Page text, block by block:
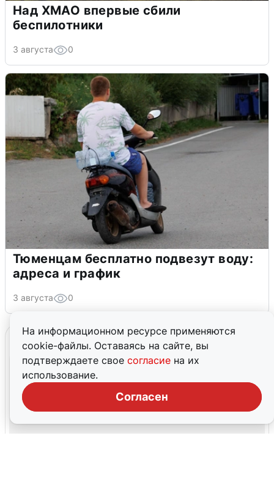
На информационном ресурсе применяются
cookie-файлы. Оставаясь на сайте, вы
подтверждаете свое согласие на их
использование.
Согласен
Над ХМАО впервые сбили
беспилотники
3 августа 0
Тюменцам бесплатно подвезут воду:
адреса и график
3 августа 0